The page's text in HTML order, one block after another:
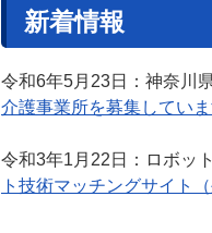
新着情報
令和6年5月23日：神奈川
介護事業所を募集していま
令和3年1月22日：ロボッ
ト技術マッチングサイト